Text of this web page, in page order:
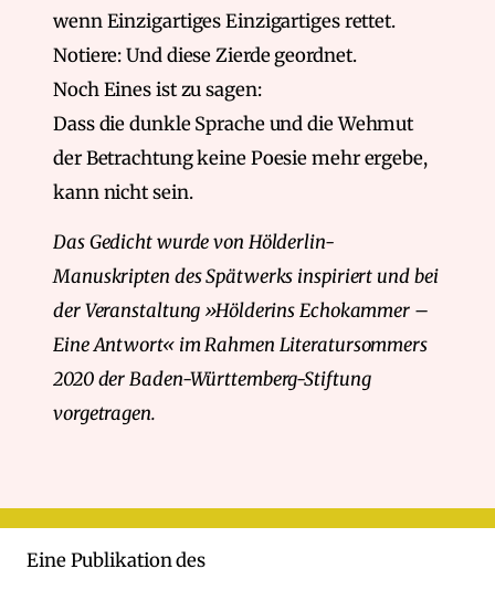
wenn Einzigartiges Einzigartiges rettet.
Notiere: Und diese Zierde geordnet.
Noch Eines ist zu sagen:
Dass die dunkle Sprache und die Wehmut
der Betrachtung keine Poesie mehr ergebe,
kann nicht sein.
Das Gedicht wurde von Hölderlin-
Manuskripten des Spätwerks inspiriert und bei
der Veranstaltung »Hölderins Echokammer –
Eine Antwort« im Rahmen Literatursommers
2020 der Baden-Württemberg-Stiftung
vorgetragen.
Eine Publikation des